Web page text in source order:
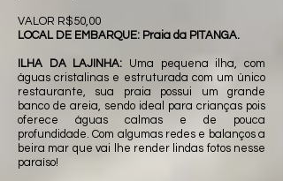
VALOR R$50,00
LOCAL DE EMBARQUE: Praia da PITANGA.
ILHA DA LAJINHA: Uma pequena ilha, com
águas cristalinas e estruturada com um único
restaurante, sua praia possui um grande
banco de areia, sendo ideal para crianças pois
oferece águas calmas e de pouca
profundidade. Com algumas redes e balanços a
beira mar que vai lhe render lindas fotos nesse
paraíso!